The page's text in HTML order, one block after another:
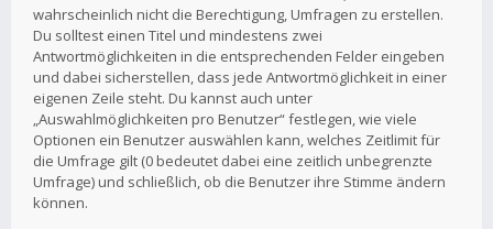
wahrscheinlich nicht die Berechtigung, Umfragen zu erstellen.
Du solltest einen Titel und mindestens zwei
Antwortmöglichkeiten in die entsprechenden Felder eingeben
und dabei sicherstellen, dass jede Antwortmöglichkeit in einer
eigenen Zeile steht. Du kannst auch unter
„Auswahlmöglichkeiten pro Benutzer“ festlegen, wie viele
Optionen ein Benutzer auswählen kann, welches Zeitlimit für
die Umfrage gilt (0 bedeutet dabei eine zeitlich unbegrenzte
Umfrage) und schließlich, ob die Benutzer ihre Stimme ändern
können.